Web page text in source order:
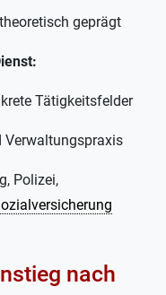
geprägt
Tätigkeitsfelder
Verwaltungspraxis
Polizei,
nach